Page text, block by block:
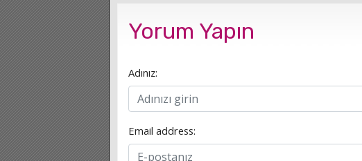
Yorum Yapın
Adınız:
Email address: